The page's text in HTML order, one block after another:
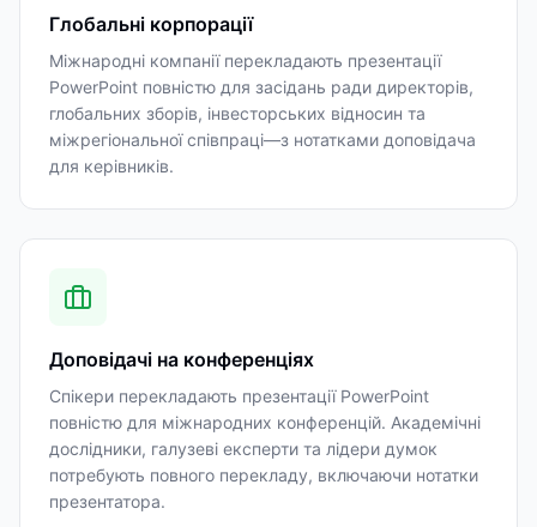
Глобальні корпорації
Міжнародні компанії перекладають презентації
PowerPoint повністю для засідань ради директорів,
глобальних зборів, інвесторських відносин та
міжрегіональної співпраці—з нотатками доповідача
для керівників.
Доповідачі на конференціях
Спікери перекладають презентації PowerPoint
повністю для міжнародних конференцій. Академічні
дослідники, галузеві експерти та лідери думок
потребують повного перекладу, включаючи нотатки
презентатора.